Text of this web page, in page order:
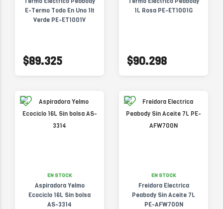
E-Termo Todo En Uno 1lt
Verde PE-ET1001V
$89.325
1L Rosa PE-ET1001G
$90.298
EN STOCK
Aspiradora Yelmo
Ecociclo 16L Sin bolsa
AS-3314
EN STOCK
Freidora Electrica
Peabody Sin Aceite 7L
PE-AFW700N